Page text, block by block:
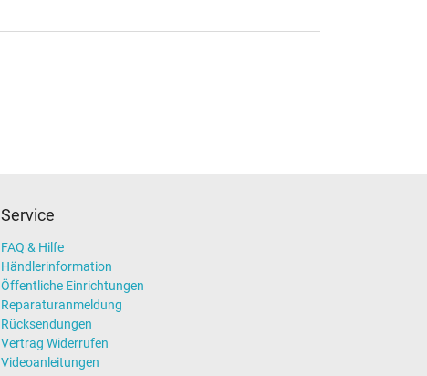
Service
FAQ & Hilfe
Händlerinformation
Öffentliche Einrichtungen
Reparaturanmeldung
Rücksendungen
Vertrag Widerrufen
Videoanleitungen